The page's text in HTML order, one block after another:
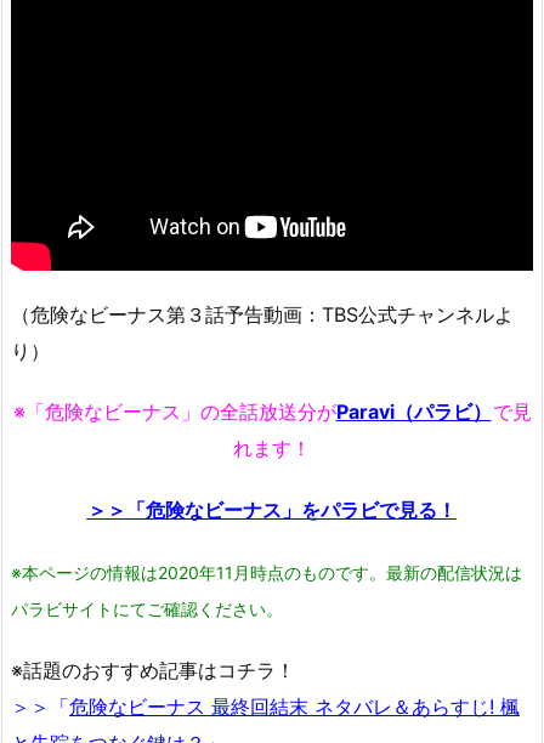
（危険なビーナス第３話予告動画：TBS公式チャンネルよ
り）
※「危険なビーナス」の全話放送分がParavi（パラビ） で見
れます！
＞＞「危険なビーナス」をパラビで見る！
※本ページの情報は2020年11月時点のものです。最新の配信状況は
パラビサイトにてご確認ください。
※話題のおすすめ記事はコチラ！
＞＞「危険なビーナス 最終回結末 ネタバレ＆あらすじ! 楓